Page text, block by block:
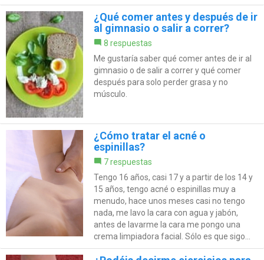
¿Qué comer antes y después de ir
al gimnasio o salir a correr?
8 respuestas
Me gustaría saber qué comer antes de ir al
gimnasio o de salir a correr y qué comer
después para solo perder grasa y no
músculo.
¿Cómo tratar el acné o
espinillas?
7 respuestas
Tengo 16 años, casi 17 y a partir de los 14 y
15 años, tengo acné o espinillas muy a
menudo, hace unos meses casi no tengo
nada, me lavo la cara con agua y jabón,
antes de lavarme la cara me pongo una
crema limpiadora facial. Sólo es que sigo...